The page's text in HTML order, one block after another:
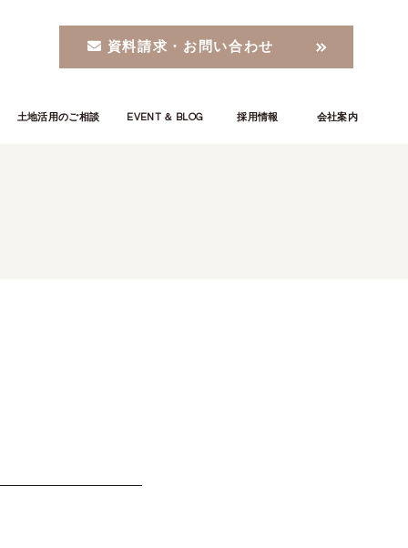
資料請求・お問い合わせ
土地活用のご相談 EVENT ＆ BLOG 採用情報 会社案内